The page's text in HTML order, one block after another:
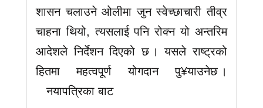
शासन चलाउने ओलीमा जुन स्वेच्छाचारी तीव्र
चाहना थियो, त्यसलाई पनि रोक्न यो अन्तरिम
आदेशले निर्देशन दिएको छ । यसले राष्ट्रको
हितमा महत्वपूर्ण योगदान पु¥याउनेछ ।
नयापत्रिका बाट